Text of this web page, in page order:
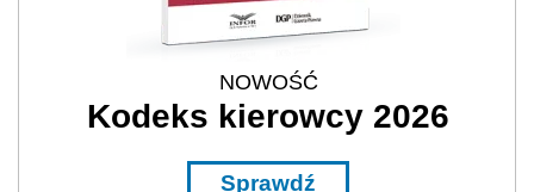
NOWOŚĆ
Kodeks kierowcy 2026
Sprawdź